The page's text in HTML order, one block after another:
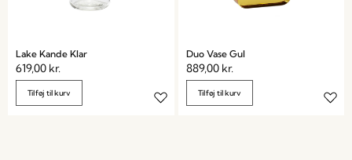
Lake Kande Klar
619,00 kr.
Tilføj til kurv
Duo Vase Gul
889,00 kr.
Tilføj til kurv